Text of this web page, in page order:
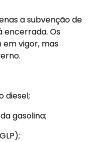
a subvenção de
encerrada. Os
vigor, mas
diesel;
gasolina;